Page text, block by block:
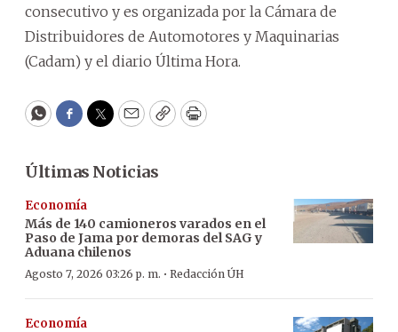
consecutivo y es organizada por la Cámara de
Distribuidores de Automotores y Maquinarias
(Cadam) y el diario Última Hora.
WhatsApp
Facebook
Twitter
EmailCopyPrint
Últimas Noticias
Economía
Más de 140 camioneros varados en el
Paso de Jama por demoras del SAG y
Aduana chilenos
Agosto 7, 2026 03:26 p. m. · Redacción ÚH
Economía